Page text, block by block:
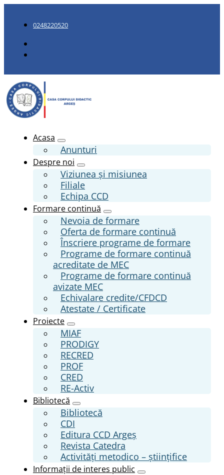
0248220520
Acasa
Anunturi
Despre noi
Viziunea și misiunea
Filiale
Echipa CCD
Formare continuă
Nevoia de formare
Oferta de formare continuă
Înscriere programe de formare
Programe de formare continuă
acreditate de MEC
Programe de formare continuă
avizate MEC
Echivalare credite/CFDCD
Atestate / Certificate
Proiecte
MIAF
PRODIGY
RECRED
PROF
CRED
RE-Activ
Bibliotecă
Bibliotecă
CDI
Editura CCD Argeş
Revista Catedra
Activități metodico – științifice
Informații de interes public